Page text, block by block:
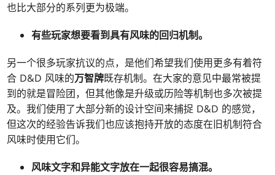
也比大部分的系列更为极端。
有些玩家想要看到具有风味的回归机制。
另一个很多玩家抗议的点，是他们希望我们使用更多有着符
合 D&D 风味的万智牌既存机制。在大家的意见中最常被提
到的就是冒险团，但其他像是升级或历险等机制也多次被提
及。我们使用了大部分新的设计空间来捕捉 D&D 的感觉，
但这次的经验告诉我们也应该抱持开放的态度在旧机制符合
风味时使用它们。
风味文字和异能文字放在一起很容易搞混。